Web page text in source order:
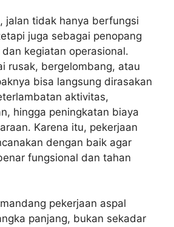
jalan tidak hanya berfungsi
juga sebagai penopang
kegiatan operasional.
rusak, bergelombang, atau
bisa langsung dirasakan
aktivitas,
hingga peningkatan biaya
Karena itu, pekerjaan
dengan baik agar
fungsional dan tahan
pekerjaan aspal
panjang, bukan sekadar